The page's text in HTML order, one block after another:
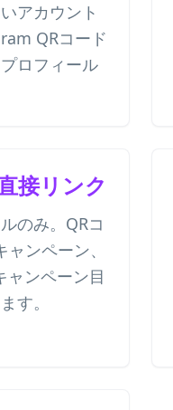
アカウント
QRコード
ロフィール
接リンク
のみ。QRコ
ンペーン、
ャンペーン目
す。